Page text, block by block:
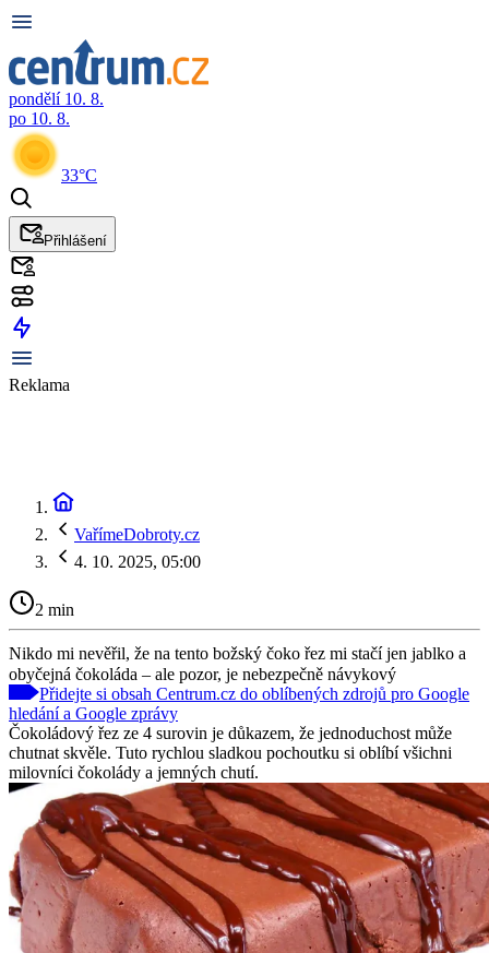
pondělí 10. 8.
po 10. 8.
33°C
Přihlášení
Reklama
VařímeDobroty.cz
4. 10. 2025, 05:00
2 min
Nikdo mi nevěřil, že na tento božský čoko řez mi stačí jen jablko a
obyčejná čokoláda – ale pozor, je nebezpečně návykový
Přidejte si obsah Centrum.cz do oblíbených zdrojů pro Google
hledání a Google zprávy
Čokoládový řez ze 4 surovin je důkazem, že jednoduchost může
chutnat skvěle. Tuto rychlou sladkou pochoutku si oblíbí všichni
milovníci čokolády a jemných chutí.